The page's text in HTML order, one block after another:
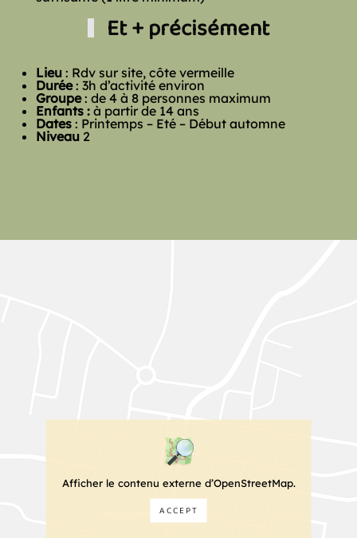
Et + précisément
Lieu : Rdv sur site, côte vermeille
Durée: 3h d’activité environ
Groupe: de 4 à 8 personnes maximum
Enfants : à partir de 14 ans
Dates : Printemps – Eté – Début automne
Niveau 2
Afficher le contenu externe d’OpenStreetMap.
ACCEPT